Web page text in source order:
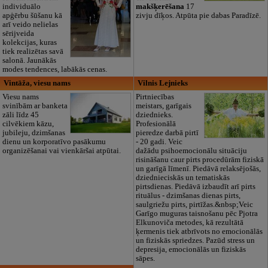
individuālo
apģērbu šūšanu kā
arī veido nelielas
sērijveida
kolekcijas, kuras
tiek realizētas savā
salonā. Jaunākās
modes tendences, labākās cenas.
makšķerēšana 17
zivju dīķos. Atpūta pie dabas Paradīzē.
Vintāža, viesu nams
Viesu nams
svinībām ar banketa
zāli līdz 45
cilvēkiem kāzu,
jubileju, dzimšanas
dienu un korporatīvo pasākumu
organizēšanai vai vienkāršai atpūtai.
Vilnis Lejnieks
Pirtniecības
meistars, garīgais
dziednieks.
Profesionālā
pieredze darbā pirtī
- 20 gadi. Veic
dažādu psihoemocionālu situāciju
risināšanu caur pirts procedūrām fiziskā
un garīgā līmenī. Piedāvā relaksējošās,
dziednieciskās un tematiskās
pirtsdienas. Piedāvā izbaudīt arī pirts
rituālus - dzimšanas dienas pirts,
saulgriežu pirts, pirtīžas.&nbsp;Veic
Garīgo muguras taisnošanu pēc Pjotra
Elkunoviča metodes, kā rezultātā
ķermenis tiek atbrīvots no emocionālās
un fiziskās spriedzes. Pazūd stress un
depresija, emocionālās un fiziskās
sāpes.